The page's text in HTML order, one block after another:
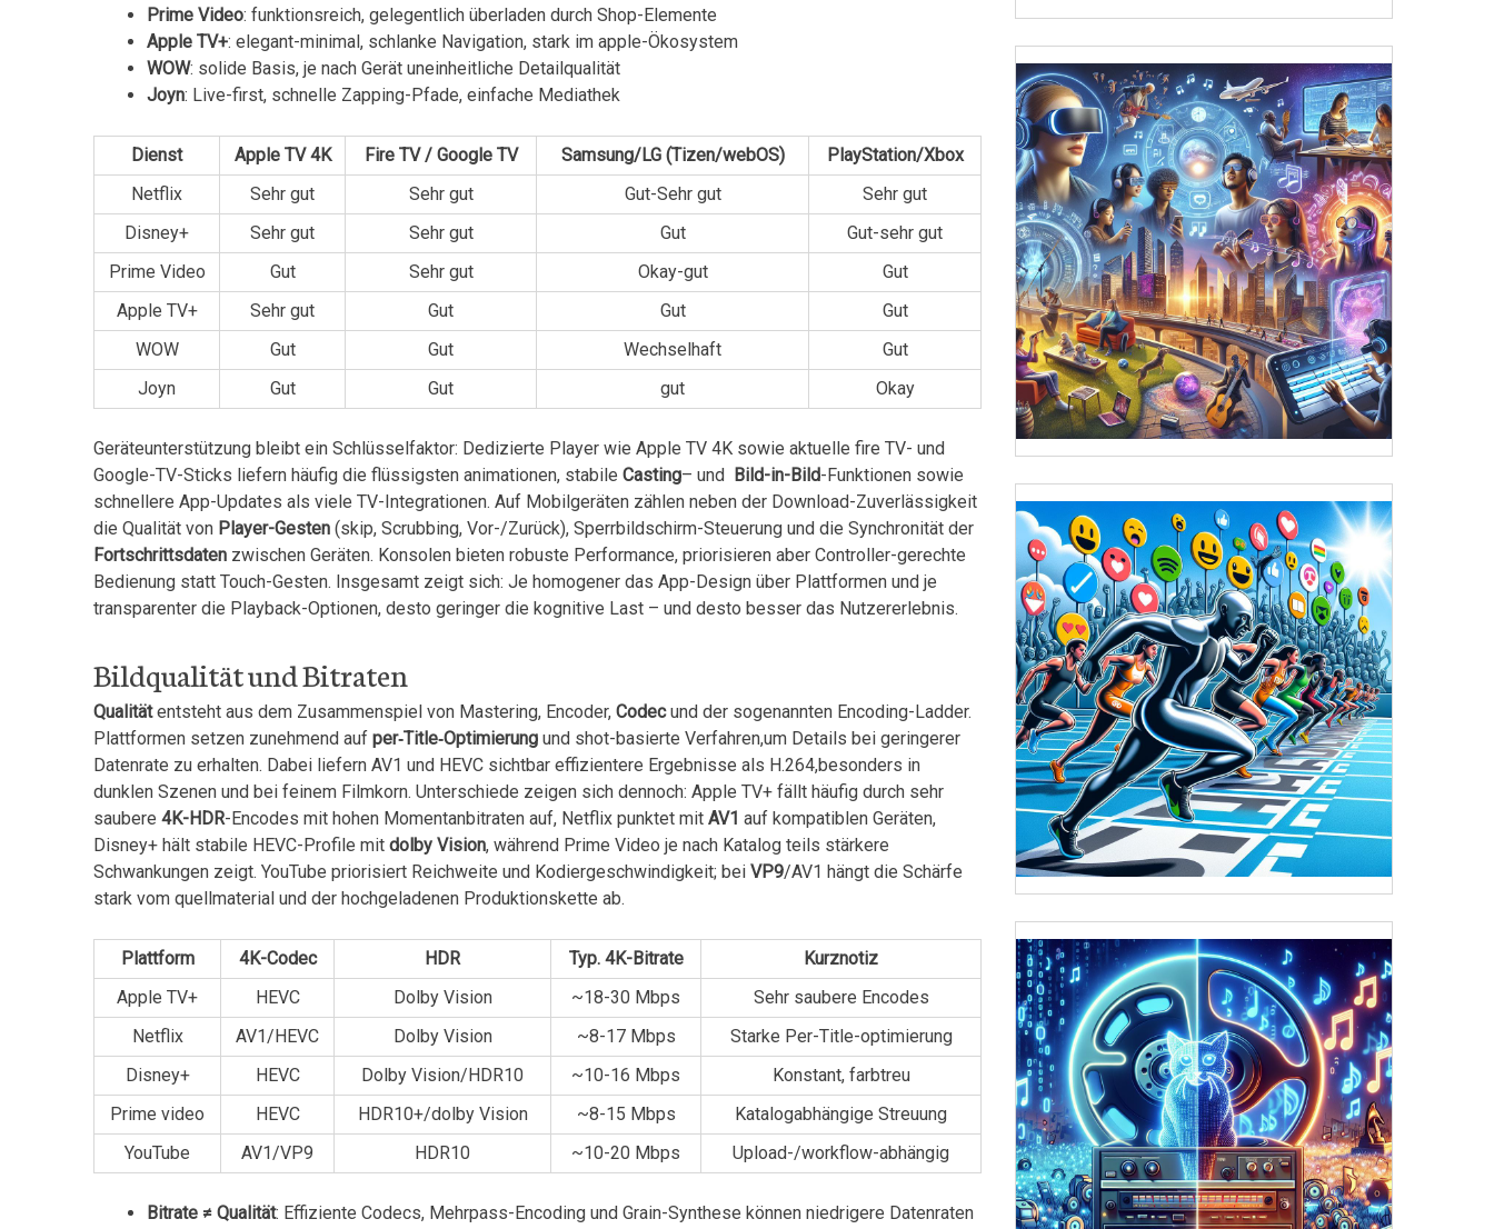
Prime Video: funktionsreich, gelegentlich überladen durch Shop-Elemente
Apple TV+: elegant-minimal, schlanke Navigation, stark‌ im ​apple-Ökosystem
WOW: solide ⁢Basis, je ⁣nach Gerät uneinheitliche Detailqualität
Joyn: Live-first, schnelle Zapping-Pfade, einfache Mediathek
Dienst Apple⁢ TV 4K Fire TV / Google TV Samsung/LG (Tizen/webOS)
PlayStation/Xbox
Netflix
Sehr gut Sehr gut Gut-Sehr ‍gut
Sehr ‌gut
Disney+
Sehr gut Sehr gut Gut
Gut-sehr gut
Prime Video
Gut Sehr gut Okay-gut
Gut
Apple TV+
Sehr gut Gut Gut
Gut
WOW
Gut Gut Wechselhaft
Gut
Joyn
Gut Gut gut Okay
Geräteunterstützung bleibt ein Schlüsselfaktor:⁤ Dedizierte ​Player wie Apple TV ‌4K sowie aktuelle fire TV- und
Google-TV-Sticks liefern häufig ​die flüssigsten⁤ animationen, stabile Casting– und ⁣ Bild-in-Bild-Funktionen sowie
schnellere‌ App-Updates ‌als viele‌ TV-Integrationen. Auf Mobilgeräten zählen neben der Download-Zuverlässigkeit
die Qualität von Player-Gesten (skip, Scrubbing, Vor-/Zurück), Sperrbildschirm-Steuerung‍ und die Synchronität der⁤
Fortschrittsdaten zwischen Geräten. ⁤Konsolen bieten⁤ robuste Performance, priorisieren aber Controller-gerechte
Bedienung statt Touch-Gesten.⁤ Insgesamt⁤ zeigt sich: Je homogener ⁢das⁢ App-Design über Plattformen und⁢ je
transparenter die Playback-Optionen, desto geringer die⁤ kognitive Last‌ – und desto besser das Nutzererlebnis.
Bildqualität und Bitraten
Qualitätentsteht aus dem Zusammenspiel⁣ von Mastering, Encoder, Codecund ‌der sogenannten Encoding-Ladder.⁣
Plattformen setzen zunehmend​ auf per‑Title‑Optimierung und shot-basierte⁣ Verfahren,um⁣ Details bei geringerer⁣
Datenrate‌ zu erhalten. Dabei liefern ‍AV1 und HEVC ⁢sichtbar effizientere Ergebnisse⁢ als H.264,besonders in
dunklen Szenen und bei feinem ​Filmkorn. Unterschiede zeigen sich dennoch: Apple TV+ fällt häufig durch ‌sehr
saubere 4K-HDR-Encodes mit hohen Momentanbitraten auf, Netflix‍ punktet mit AV1 ‌auf kompatiblen Geräten,
Disney+ hält​ stabile HEVC-Profile mit dolby Vision,⁣ während Prime Video ​je nach⁢ Katalog teils stärkere
Schwankungen zeigt. YouTube priorisiert Reichweite und Kodiergeschwindigkeit; bei VP9/AV1 hängt⁤ die ⁤Schärfe
⁤stark vom quellmaterial und der hochgeladenen ​Produktionskette ab.
Plattform 4K-Codec HDR Typ. 4K-Bitrate
Kurznotiz
Apple TV+
HEVC Dolby Vision ~18-30 Mbps
Sehr⁢ saubere Encodes
Netflix
AV1/HEVC Dolby Vision ~8-17 ⁢Mbps
Starke Per-Title-optimierung
Disney+
HEVC Dolby Vision/HDR10 ~10-16 ​Mbps
Konstant, ‍farbtreu
Prime video
HEVC HDR10+/dolby Vision ~8-15 ‍Mbps
Katalogabhängige Streuung
YouTube
AV1/VP9 HDR10 ~10-20 Mbps Upload-/workflow-abhängig
Bitrate ≠⁣ Qualität: Effiziente Codecs, Mehrpass-Encoding und⁢ Grain-Synthese können niedrigere Datenraten